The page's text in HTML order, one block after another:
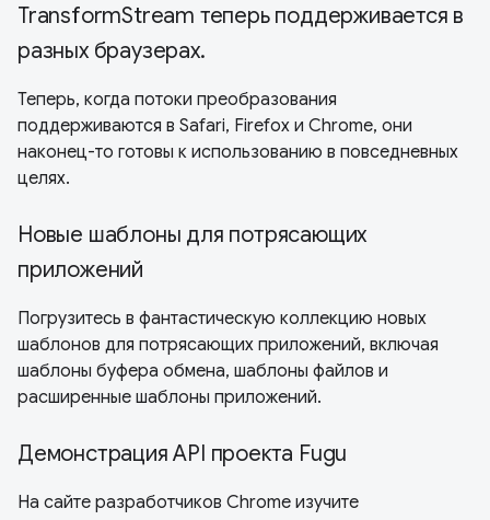
TransformStream теперь поддерживается в
разных браузерах.
Теперь, когда потоки преобразования
поддерживаются в Safari, Firefox и Chrome, они
наконец-то готовы к использованию в повседневных
целях.
Новые шаблоны для потрясающих
приложений
Погрузитесь в фантастическую коллекцию новых
шаблонов для потрясающих приложений, включая
шаблоны буфера обмена, шаблоны файлов и
расширенные шаблоны приложений.
Демонстрация API проекта Fugu
На сайте разработчиков Chrome изучите